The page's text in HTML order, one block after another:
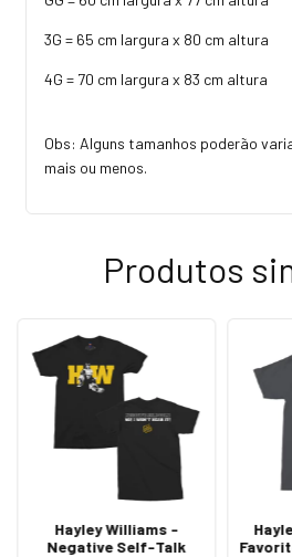
3G = 65 cm largura x 80 cm altura
4G = 70 cm largura x 83 cm altura
Obs: Alguns tamanhos poderão
mais ou menos.
Produtos
Hayley Williams -
Negative Self-Talk